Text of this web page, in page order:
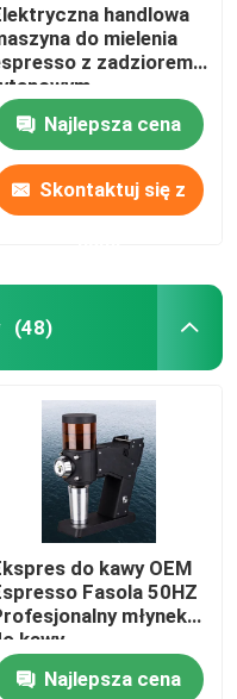
handlowa
do mielenia
z zadziorem
Najlepsza cena
Skontaktuj się z
(48)
do kawy OEM
Fasola 50HZ
młynek
kawy
Najlepsza cena